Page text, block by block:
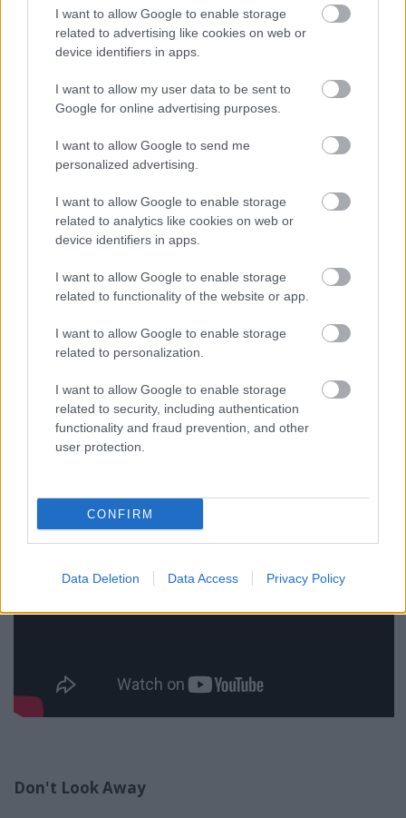
I want to allow Google to enable storage
related to advertising like cookies on web or
device identifiers in apps.
I want to allow my user data to be sent to
Google for online advertising purposes.
I want to allow Google to send me
personalized advertising.
I want to allow Google to enable storage
related to analytics like cookies on web or
device identifiers in apps.
I want to allow Google to enable storage
related to functionality of the website or app.
I want to allow Google to enable storage
related to personalization.
I want to allow Google to enable storage
related to security, including authentication
functionality and fraud prevention, and other
user protection.
CONFIRM
Data Deletion Data Access Privacy Policy
(Chloe Okuno, 2014)
Ez végre nem egy kísértettörténet, hanem egy
szemüveges diáklány egy este úgy dönt, hogy kicsit
dögösebbre veszi a stílusát, is így megy le a helyi
szociopata erőszaktevő rohadék látóterébe kerül... A
kisfilm nagy erőssége, hogy a kiváló
zenehasználattal és a bravúros vágással pillanatok
alatt képes magával ragadó, "retro" hangulatot
teremteni. És még humora is van!
Don't Look Away